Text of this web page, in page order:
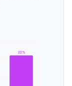
22 %